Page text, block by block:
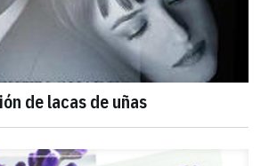
de lacas de uñas